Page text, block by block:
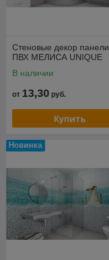
Стеновые декор панели
ПВХ МЕЛИСА UNIQUE
В наличии
от 13,30 руб.
Купить
Новинка